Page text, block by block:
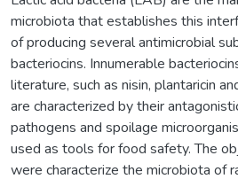
microbiota that establishes this
of producing several antimicrobial
bacteriocins. Innumerable
literature, such as nisin, plantaricin
are characterized by their
pathogens and spoilage
used as tools for food safety. The
were characterize the microbiota of